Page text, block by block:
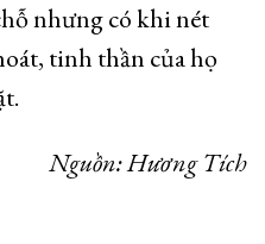
nhưng có khi nét
tinh thần của họ
Nguồn: Hương Tích